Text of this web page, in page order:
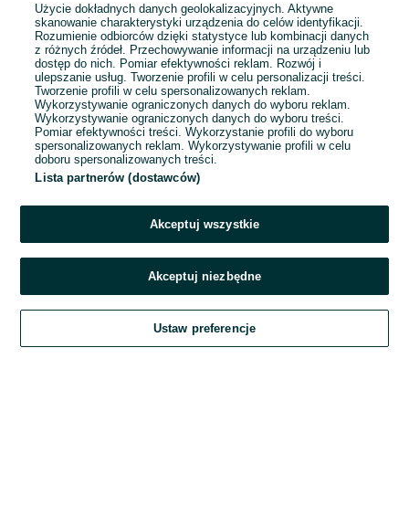
E-mail
Hasło
Zaloguj się
Kontynuując za pośrednictwem jednego z dostawców wskazanych powyżej,
OLX.pl w jego aktualnym brzmieniu.
Użycie dokładnych danych geolokalizacyjnych. Aktywne
skanowanie charakterystyki urządzenia do celów identyfikacji.
Rozumienie odbiorców dzięki statystyce lub kombinacji danych
z różnych źródeł. Przechowywanie informacji na urządzeniu lub
dostęp do nich. Pomiar efektywności reklam. Rozwój i
ulepszanie usług. Tworzenie profili w celu personalizacji treści.
Tworzenie profili w celu spersonalizowanych reklam.
Wykorzystywanie ograniczonych danych do wyboru reklam.
Wykorzystywanie ograniczonych danych do wyboru treści.
Pomiar efektywności treści. Wykorzystanie profili do wyboru
spersonalizowanych reklam. Wykorzystywanie profili w celu
doboru spersonalizowanych treści.
Lista partnerów (dostawców)
Akceptuj wszystkie
Akceptuj niezbędne
Ustaw preferencje